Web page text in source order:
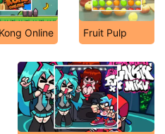
Online Fruit Pulp